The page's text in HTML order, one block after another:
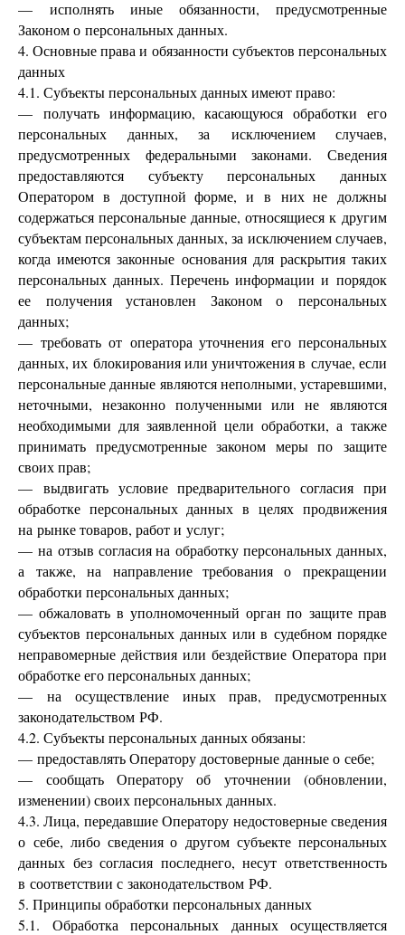
— исполнять иные обязанности, предусмотренные
Законом о персональных данных.
4. Основные права и обязанности субъектов персональных
данных
4.1. Субъекты персональных данных имеют право:
— получать информацию, касающуюся обработки его
персональных данных, за исключением случаев,
предусмотренных федеральными законами. Сведения
предоставляются субъекту персональных данных
Оператором в доступной форме, и в них не должны
содержаться персональные данные, относящиеся к другим
субъектам персональных данных, за исключением случаев,
когда имеются законные основания для раскрытия таких
персональных данных. Перечень информации и порядок
ее получения установлен Законом о персональных
данных;
— требовать от оператора уточнения его персональных
данных, их блокирования или уничтожения в случае, если
персональные данные являются неполными, устаревшими,
неточными, незаконно полученными или не являются
необходимыми для заявленной цели обработки, а также
принимать предусмотренные законом меры по защите
своих прав;
— выдвигать условие предварительного согласия при
обработке персональных данных в целях продвижения
на рынке товаров, работ и услуг;
— на отзыв согласия на обработку персональных данных,
а также, на направление требования о прекращении
обработки персональных данных;
— обжаловать в уполномоченный орган по защите прав
субъектов персональных данных или в судебном порядке
неправомерные действия или бездействие Оператора при
обработке его персональных данных;
— на осуществление иных прав, предусмотренных
законодательством РФ.
4.2. Субъекты персональных данных обязаны:
— предоставлять Оператору достоверные данные о себе;
— сообщать Оператору об уточнении (обновлении,
изменении) своих персональных данных.
4.3. Лица, передавшие Оператору недостоверные сведения
о себе, либо сведения о другом субъекте персональных
данных без согласия последнего, несут ответственность
в соответствии с законодательством РФ.
5. Принципы обработки персональных данных
5.1. Обработка персональных данных осуществляется